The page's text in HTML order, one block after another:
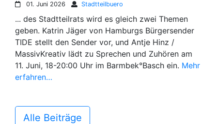
01. Juni 2026 Stadtteilbuero
... des Stadtteilrats wird es gleich zwei Themen
geben. Katrin Jäger von Hamburgs Bürgersender
TIDE stellt den Sender vor, und Antje Hinz /
MassivKreativ lädt zu Sprechen und Zuhören am
11. Juni, 18-20:00 Uhr im Barmbek°Basch ein. Mehr
erfahren…
Alle Beiträge